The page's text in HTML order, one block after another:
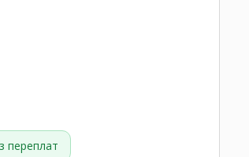
переплат